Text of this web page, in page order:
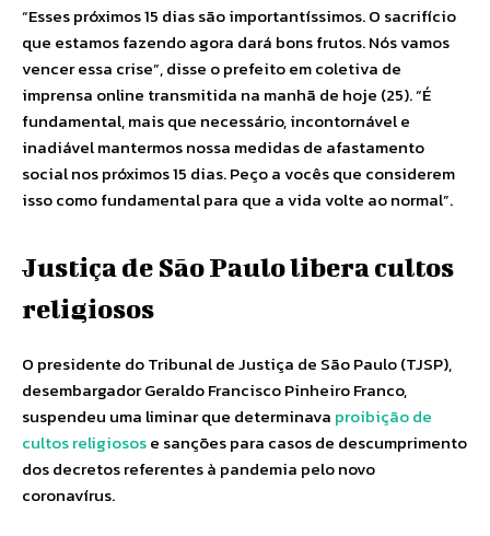
“Esses próximos 15 dias são importantíssimos. O sacrifício
que estamos fazendo agora dará bons frutos. Nós vamos
vencer essa crise”, disse o prefeito em coletiva de
imprensa online transmitida na manhã de hoje (25). “É
fundamental, mais que necessário, incontornável e
inadiável mantermos nossa medidas de afastamento
social nos próximos 15 dias. Peço a vocês que considerem
isso como fundamental para que a vida volte ao normal”.
Justiça de São Paulo libera cultos
religiosos
O presidente do Tribunal de Justiça de São Paulo (TJSP),
desembargador Geraldo Francisco Pinheiro Franco,
suspendeu uma liminar que determinava proibição de
cultos religiosose sanções para casos de descumprimento
dos decretos referentes à pandemia pelo novo
coronavírus.